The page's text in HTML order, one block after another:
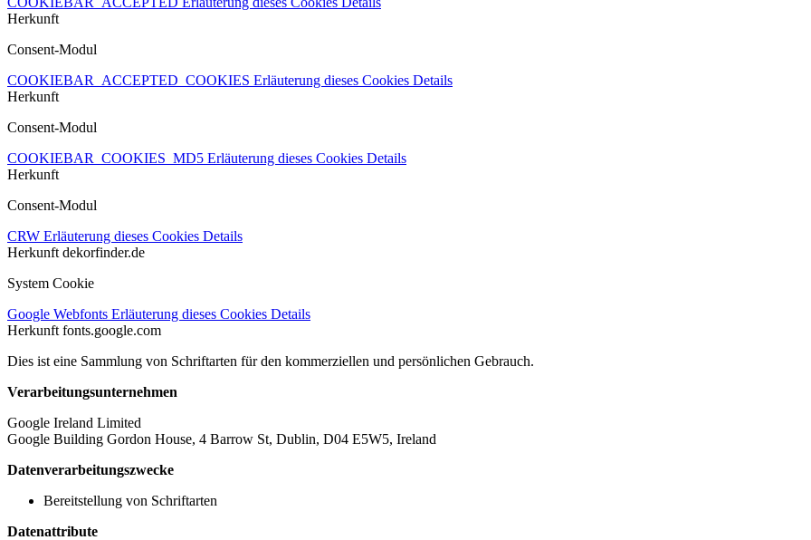
Herkunft
Consent-Modul
COOKIEBAR_ACCEPTED_COOKIES Erläuterung dieses Cookies Details
Herkunft
Consent-Modul
COOKIEBAR_COOKIES_MD5 Erläuterung dieses Cookies Details
Herkunft
Consent-Modul
CRW Erläuterung dieses Cookies Details
Herkunft dekorfinder.de
System Cookie
Google Webfonts Erläuterung dieses Cookies Details
Herkunft fonts.google.com
Dies ist eine Sammlung von Schriftarten für den kommerziellen und persönlichen Gebrauch.
Verarbeitungsunternehmen
Google Ireland Limited
Google Building Gordon House, 4 Barrow St, Dublin, D04 E5W5, Ireland
Datenverarbeitungszwecke
Bereitstellung von Schriftarten
Datenattribute